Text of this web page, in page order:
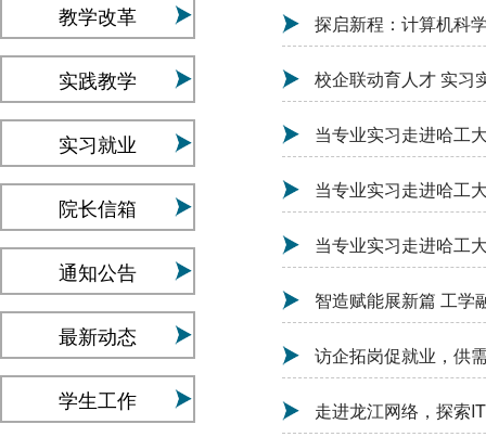
教学改革
实践教学
实习就业
院长信箱
通知公告
最新动态
学生工作
探启新程：计算机科
校企联动育人才 实习
当专业实习走进哈工
当专业实习走进哈工
当专业实习走进哈工
智造赋能展新篇 工学
访企拓岗促就业，供
走进龙江网络，探索